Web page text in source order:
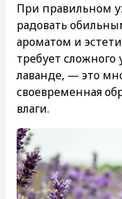
При правильном
радовать
ароматом и
требует сложного
лаванде, — это
своевременная
влаги.